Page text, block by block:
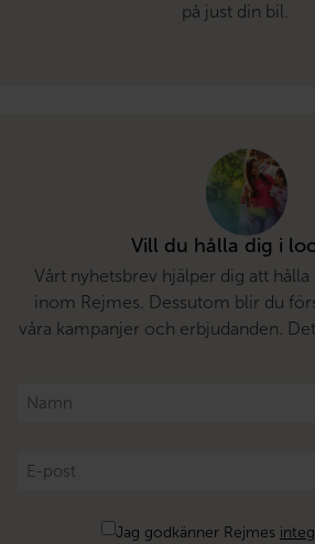
på just din bil.
Vill du hålla dig i
Vårt nyhetsbrev hjälper dig att hålla
inom Rejmes. Dessutom blir du
våra kampanjer och erbjudanden.
Namn
E-
post
Jag godkänner Rejmes